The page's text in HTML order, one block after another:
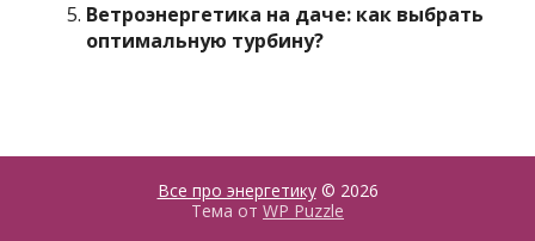
Ветроэнергетика на даче: как выбрать
оптимальную турбину?
Все про энергетику© 2026
Тема от WP Puzzle